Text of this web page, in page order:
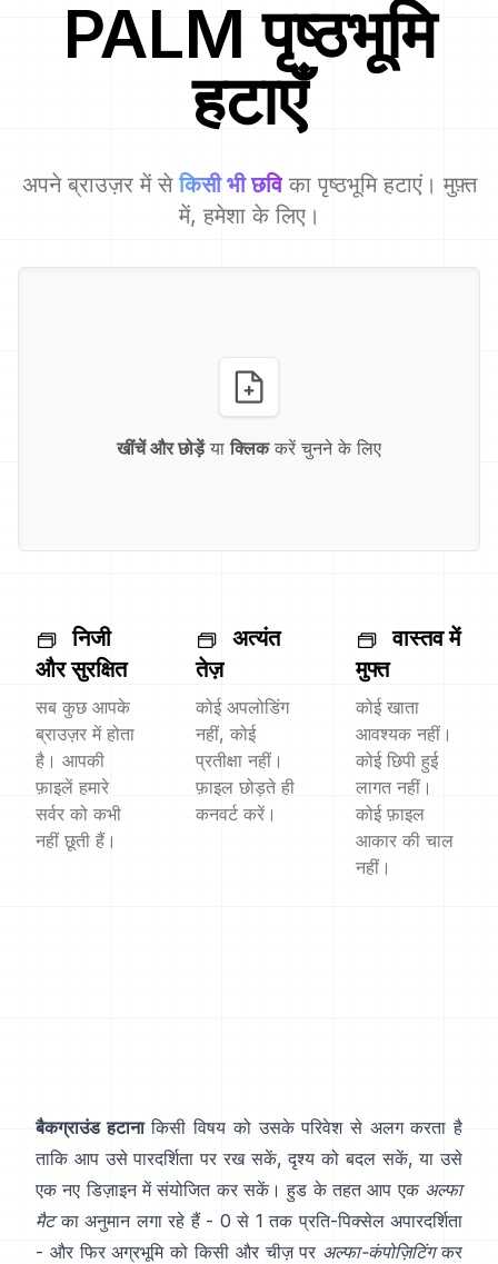
PALM पृष्ठभूमि
हटाएँ
अपने ब्राउज़र में से किसी भी छवि का पृष्ठभूमि हटाएं। मुफ़्त
में, हमेशा के लिए।
खींचें और छोड़ेंया क्लिककरें चुनने के लिए
निजी
और सुरक्षित
सब कुछ आपके
ब्राउज़र में होता
है। आपकी
फ़ाइलें हमारे
सर्वर को कभी
नहीं छूती हैं।
अत्यंत
तेज़
कोई अपलोडिंग
नहीं, कोई
प्रतीक्षा नहीं।
फ़ाइल छोड़ते ही
कनवर्ट करें।
वास्तव में
मुफ्त
कोई खाता
आवश्यक नहीं।
कोई छिपी हुई
लागत नहीं।
कोई फ़ाइल
आकार की चाल
नहीं।
बैकग्राउंड हटानाकिसी विषय को उसके परिवेश से अलग करता है
ताकि आप उसे पारदर्शिता पर रख सकें, दृश्य को बदल सकें, या उसे
एक नए डिज़ाइन में संयोजित कर सकें। हुड के तहत आप एक अल्फा
मैटका अनुमान लगा रहे हैं - 0 से 1 तक प्रति-पिक्सेल अपारदर्शिता
- और फिर अग्रभूमि को किसी और चीज़ पर अल्फा-कंपोज़िटिंगकर